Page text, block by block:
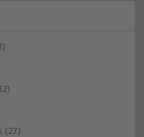
(27)